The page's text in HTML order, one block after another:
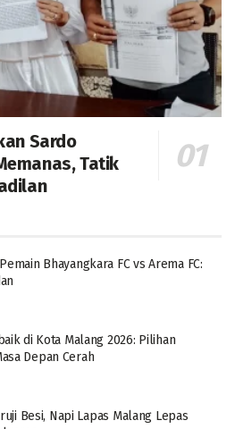
Sardo
Tatik
Bhayangkara FC vs Arema FC:
di Kota Malang 2026: Pilihan
Depan Cerah
Besi, Napi Lapas Malang Lepas